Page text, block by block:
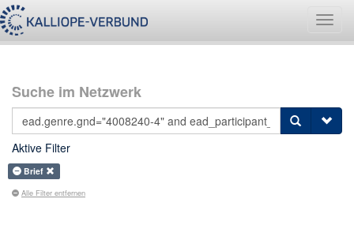
Suche im Netzwerk
Aktive Filter
Brief
Alle Filter entfernen